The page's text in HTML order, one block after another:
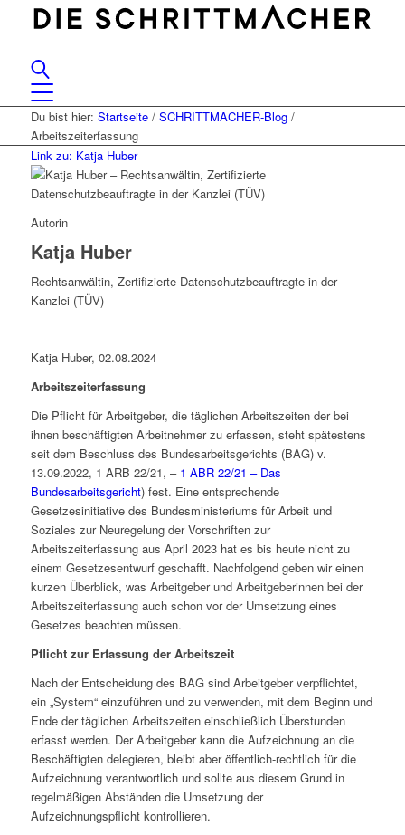
Du bist hier: Startseite / SCHRITTMACHER-Blog /
Arbeitszeiterfassung
Link zu: Katja Huber
Autorin
Katja Huber
Rechtsanwältin, Zertifizierte Datenschutzbeauftragte in der
Kanzlei (TÜV)
Katja Huber, 02.08.2024
Arbeitszeiterfassung
Die Pflicht für Arbeitgeber, die täglichen Arbeitszeiten der bei
ihnen beschäftigten Arbeitnehmer zu erfassen, steht spätestens
seit dem Beschluss des Bundesarbeitsgerichts (BAG) v.
13.09.2022, 1 ARB 22/21, – 1 ABR 22/21 – Das
Bundesarbeitsgericht) fest. Eine entsprechende
Gesetzesinitiative des Bundesministeriums für Arbeit und
Soziales zur Neuregelung der Vorschriften zur
Arbeitszeiterfassung aus April 2023 hat es bis heute nicht zu
einem Gesetzesentwurf geschafft. Nachfolgend geben wir einen
kurzen Überblick, was Arbeitgeber und Arbeitgeberinnen bei der
Arbeitszeiterfassung auch schon vor der Umsetzung eines
Gesetzes beachten müssen.
Pflicht zur Erfassung der Arbeitszeit
Nach der Entscheidung des BAG sind Arbeitgeber verpflichtet,
ein „System“ einzuführen und zu verwenden, mit dem Beginn und
Ende der täglichen Arbeitszeiten einschließlich Überstunden
erfasst werden. Der Arbeitgeber kann die Aufzeichnung an die
Beschäftigten delegieren, bleibt aber öffentlich-rechtlich für die
Aufzeichnung verantwortlich und sollte aus diesem Grund in
regelmäßigen Abständen die Umsetzung der
Aufzeichnungspflicht kontrollieren.